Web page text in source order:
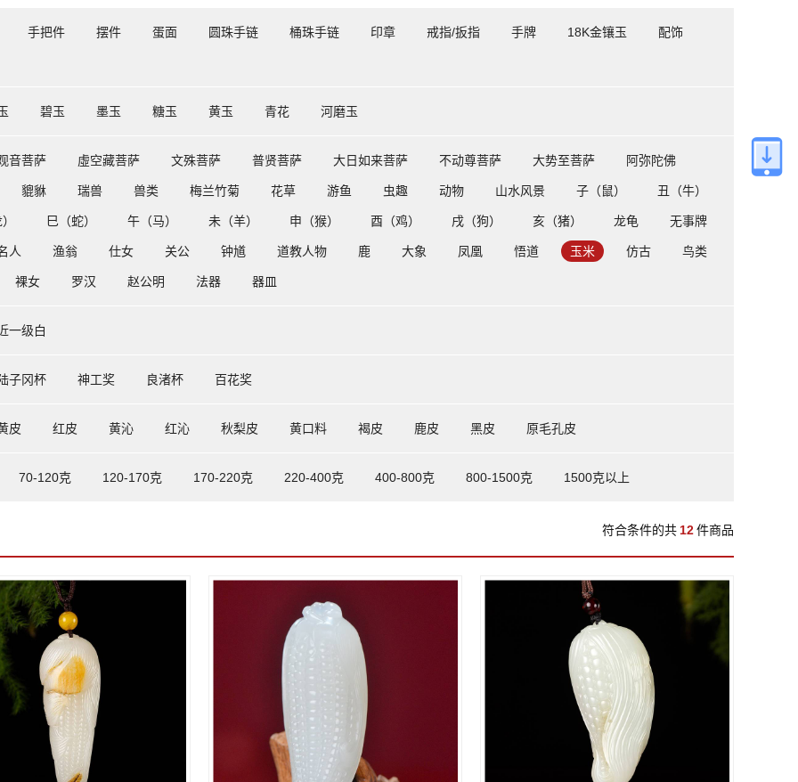
手把件 摆件 蛋面 圆珠手链 桶珠手链 印章 戒指/扳指 手牌 18K金镶玉 配饰
碧玉 墨玉 糖玉 黄玉 青花 河磨玉
音菩萨 虛空藏菩萨 文殊菩萨 普贤菩萨 大日如来菩萨 不动尊菩萨 大势至菩萨 阿弥陀佛
貔貅 瑞兽 兽类 梅兰竹菊 花草 游鱼 虫趣 动物 山水风景 子（鼠） 丑（牛）
巳（蛇） 午（马） 未（羊） 申（猴） 酉（鸡） 戌（狗） 亥（猪） 龙龟 无事牌
人 渔翁 仕女 关公 钟馗 道教人物 鹿 大象 凤凰 悟道 玉米 仿古 鸟类
裸女 罗汉 赵公明 法器 器皿
一级白
子冈杯 神工奖 良渚杯 百花奖
皮 红皮 黄沁 红沁 秋梨皮 黄口料 褐皮 鹿皮 黑皮 原毛孔皮
70-120克 120-170克 170-220克 220-400克 400-800克 800-1500克 1500克以上
符合条件的共 12件商品